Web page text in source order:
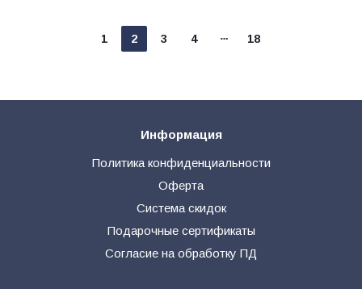
1 2 3 4 18
Информация
Политика конфиденциальности
Оферта
Система скидок
Подарочные сертификаты
Согласие на обработку ПД